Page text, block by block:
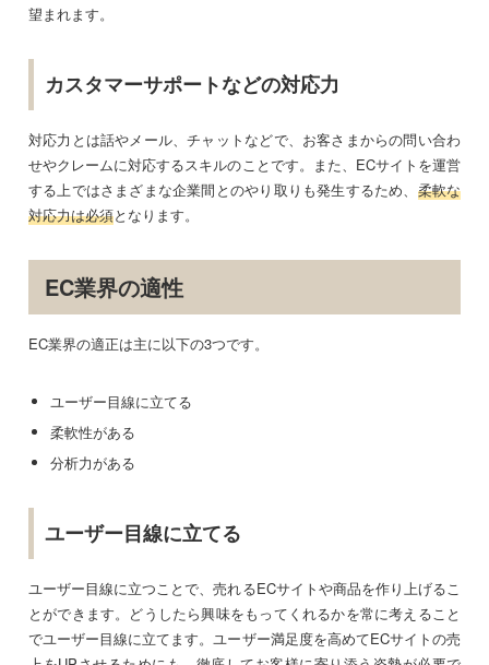
望まれます。
カスタマーサポートなどの対応力
対応力とは話やメール、チャットなどで、お客さまからの問い合わ
せやクレームに対応するスキルのことです。また、ECサイトを運営
する上ではさまざまな企業間とのやり取りも発生するため、 柔軟な
対応力は必須となります。
EC業界の適性
EC業界の適正は主に以下の3つです。
ユーザー目線に立てる
柔軟性がある
分析力がある
ユーザー目線に立てる
ユーザー目線に立つことで、売れるECサイトや商品を作り上げるこ
とができます。どうしたら興味をもってくれるかを常に考えること
でユーザー目線に立てます。ユーザー満足度を高めてECサイトの売